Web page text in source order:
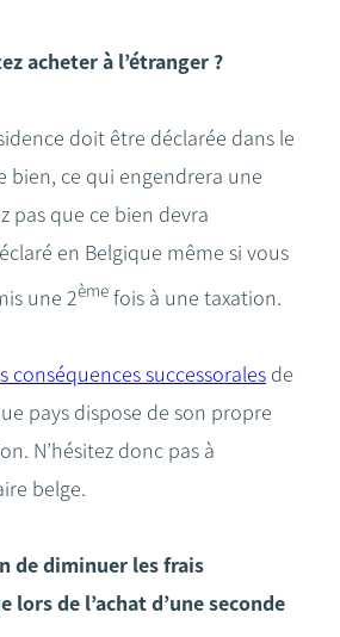
acheter à l’étranger ?
doit être déclarée dans le
bien, ce qui engendrera une
pas que ce bien devra
en Belgique même si vous
une 2ème fois à une taxation.
conséquences successorales de
pays dispose de son propre
N’hésitez donc pas à
belge.
de diminuer les frais
lors de l’achat d’une seconde